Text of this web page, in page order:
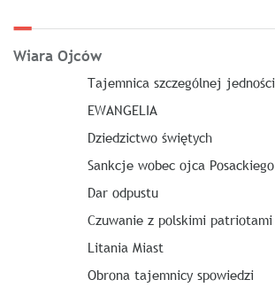
Wiara Ojców
Tajemnica szczególnej jedności
EWANGELIA
Dziedzictwo świętych
Sankcje wobec ojca Posackiego
Dar odpustu
Czuwanie z polskimi patriotami
Litania Miast
Obrona tajemnicy spowiedzi